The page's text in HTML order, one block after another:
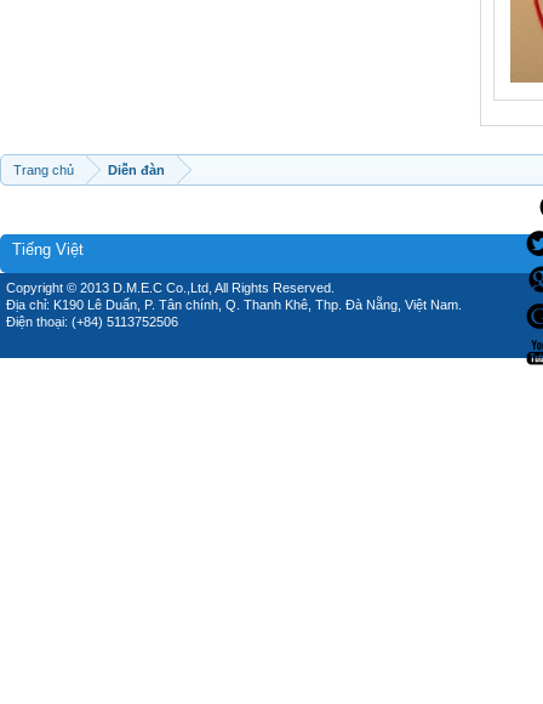
Trang chủ Diễn đàn
Tiếng Việt
Copyright © 2013 D.M.E.C Co.,Ltd, All Rights Reserved.
Địa chỉ: K190 Lê Duẩn, P. Tân chính, Q. Thanh Khê, Thp. Đà Nẵng, Việt Nam.
Điện thoại: (+84) 5113752506